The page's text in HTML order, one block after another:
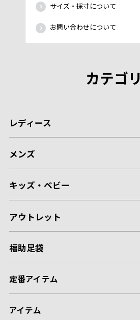
サイズ・採寸について
お問い合わせについて
カテゴリ
レディース
メンズ
キッズ・ベビー
アウトレット
福助足袋
定番アイテム
アイテム